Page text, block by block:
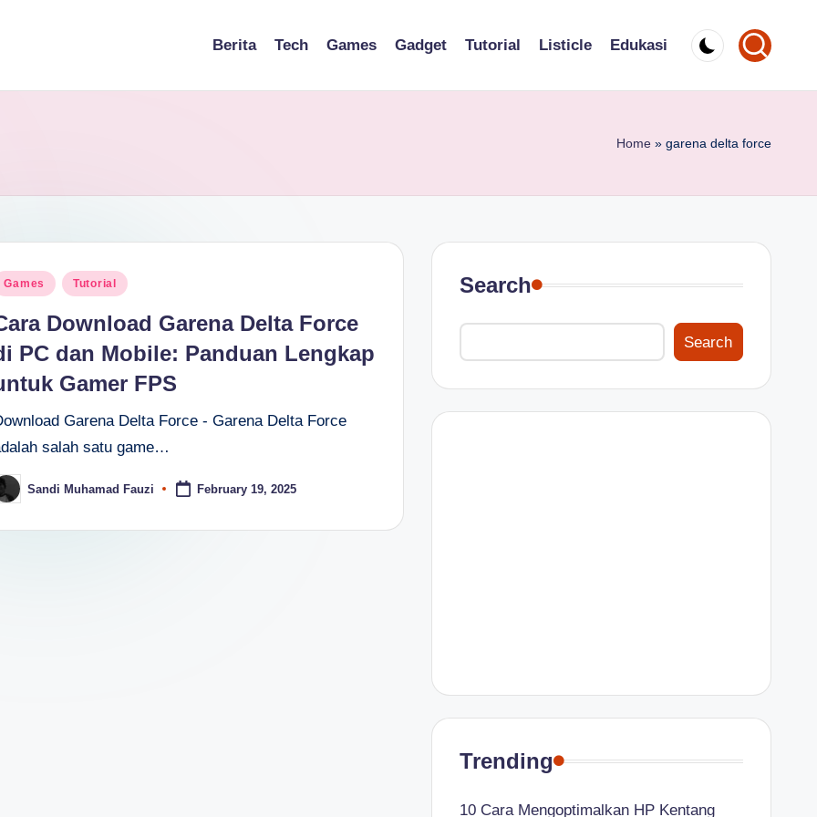
Berita Tech Games Gadget Tutorial Listicle Edukasi
Home » garena delta force
Games Tutorial
Download Garena Delta Force
PC dan Mobile: Panduan Lengkap
Gamer FPS
Garena Delta Force - Garena Delta Force
salah satu game…
Sandi Muhamad Fauzi February 19, 2025
Search
Search
Trending
10 Cara Mengoptimalkan HP Kentang